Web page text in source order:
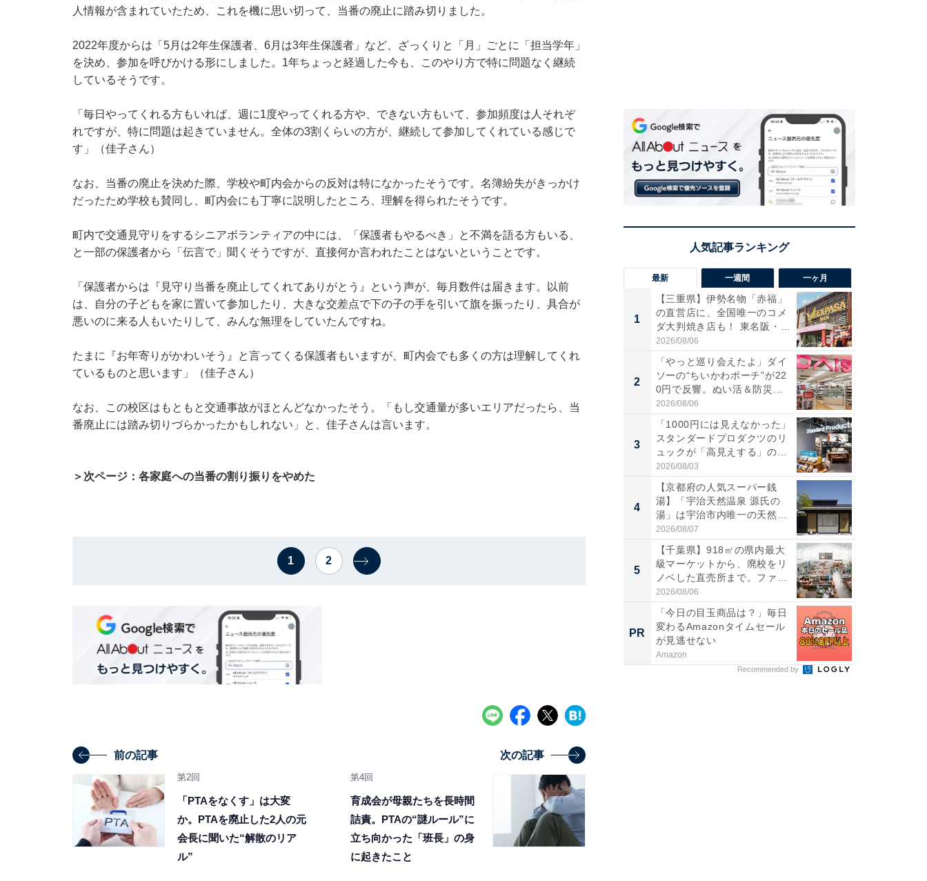
人情報が含まれていたため、これを機に思い切って、当番の廃止に踏み切りました。
2022年度からは「5月は2年生保護者、6月は3年生保護者」など、ざっくりと「月」ごとに「担当学年」
を決め、参加を呼びかける形にしました。1年ちょっと経過した今も、このやり方で特に問題なく継続
しているそうです。
「毎日やってくれる方もいれば、週に1度やってくれる方や、できない方もいて、参加頻度は人それぞ
れですが、特に問題は起きていません。全体の3割くらいの方が、継続して参加してくれている感じで
す」（佳子さん）
なお、当番の廃止を決めた際、学校や町内会からの反対は特になかったそうです。名簿紛失がきっかけ
だったため学校も賛同し、町内会にも丁寧に説明したところ、理解を得られたそうです。
町内で交通見守りをするシニアボランティアの中には、「保護者もやるべき」と不満を語る方もいる、
と一部の保護者から「伝言で」聞くそうですが、直接何か言われたことはないということです。
「保護者からは『見守り当番を廃止してくれてありがとう』という声が、毎月数件は届きます。以前
は、自分の子どもを家に置いて参加したり、大きな交差点で下の子の手を引いて旗を振ったり、具合が
悪いのに来る人もいたりして、みんな無理をしていたんですね。
たまに『お年寄りがかわいそう』と言ってくる保護者もいますが、町内会でも多くの方は理解してくれ
ているものと思います」（佳子さん）
なお、この校区はもともと交通事故がほとんどなかったそう。「もし交通量が多いエリアだったら、当
番廃止には踏み切りづらかったかもしれない」と、佳子さんは言います。
＞次ページ：各家庭への当番の割り振りをやめた
1 2
前の記事
第2回
「PTAをなくす」は大変
か。PTAを廃止した2人の元
会長に聞いた“解散のリア
ル”
次の記事
第4回
育成会が母親たちを長時間
詰責。PTAの“謎ルール”に
立ち向かった「班長」の身
に起きたこと
最新 一週間 一ヶ月
1
【三重県】伊勢名物「赤福」
の直営店に、全国唯一のコメ
ダ大判焼き店も！ 東名阪・
伊...
2026/08/06
2
「やっと巡り会えたよ」ダイ
ソーの“ちいかわポーチ”が22
0円で反響。ぬい活＆防災...
2026/08/06
3
「1000円には見えなかった」
スタンダードプロダクツのリ
ュックが「高見えする」の...
2026/08/03
4
【京都府の人気スーパー銭
湯】「宇治天然温泉 源氏の
湯」は宇治市内唯一の天然温
泉と...
2026/08/07
5
【千葉県】918㎡の県内最大
級マーケットから、廃校をリ
ノベした直売所まで。ファ
ー...
2026/08/06
PR
「今日の目玉商品は？」毎日
変わるAmazonタイムセール
が見逃せない
Amazon
Recommended by